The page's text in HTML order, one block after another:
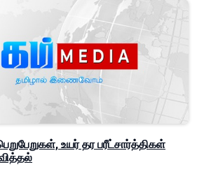
உயர் தர பரீட்சார்த்திகள்